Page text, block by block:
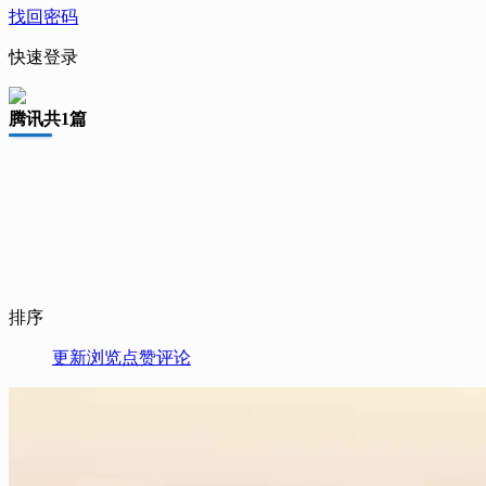
找回密码
快速登录
腾讯共1篇
排序
更新浏览点赞评论